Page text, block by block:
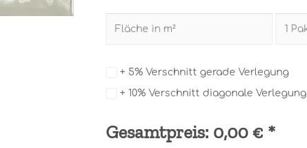
+ 5% Verschnitt gerade Verlegung
+ 10% Verschnitt diagonale Verlegung
Gesamtpreis: 0,00 € *